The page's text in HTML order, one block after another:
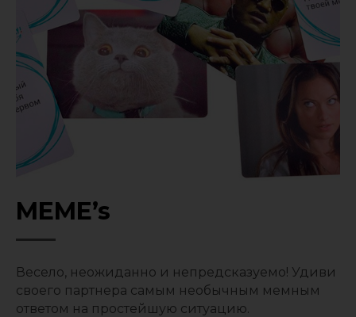
MEME’s
Весело, неожиданно и непредсказуемо! Удиви
своего партнера самым необычным мемным
ответом на простейшую ситуацию.